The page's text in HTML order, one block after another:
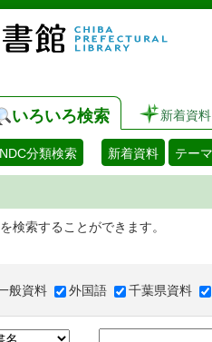
いろいろ検索 新着資料
NDC分類検索 新着資料 テー
検索することができます。
般資料 外国語 千葉県資料